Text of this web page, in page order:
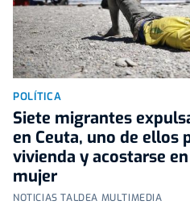
POLÍTICA
Siete migrantes
en Ceuta, uno de ellos
vivienda y acostarse
mujer
NOTICIAS TALDEA MULTIMEDIA